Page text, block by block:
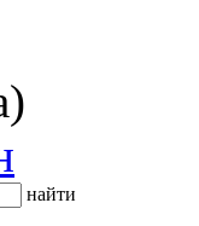
найти